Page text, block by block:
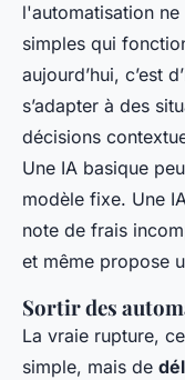
l'automatisation
simples qui
aujourd’hui, c’est
s’adapter à des
décisions
Une IA basique
modèle fixe. Une
note de frais
et même propose
Sortir des
La vraie rupture,
simple, mais de